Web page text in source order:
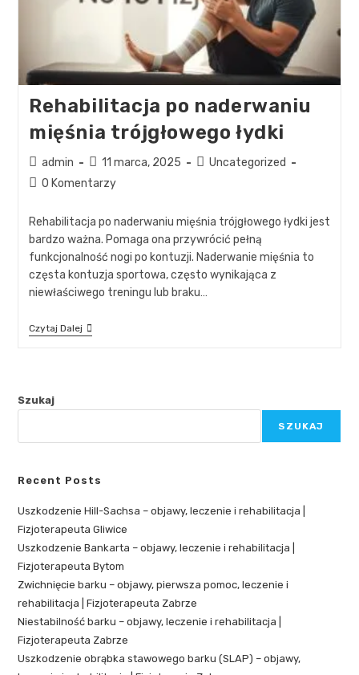
Rehabilitacja po naderwaniu
mięśnia trójgłowego łydki
admin 11 marca, 2025
Uncategorized
0 Komentarzy
Rehabilitacja po naderwaniu mięśnia trójgłowego łydki jest
bardzo ważna. Pomaga ona przywrócić pełną
funkcjonalność nogi po kontuzji. Naderwanie mięśnia to
częsta kontuzja sportowa, często wynikająca z
niewłaściwego treningu lub braku…
Czytaj Dalej
Szukaj
SZUKAJ
Recent Posts
Uszkodzenie Hill-Sachsa – objawy, leczenie i rehabilitacja |
Fizjoterapeuta Gliwice
Uszkodzenie Bankarta – objawy, leczenie i rehabilitacja |
Fizjoterapeuta Bytom
Zwichnięcie barku – objawy, pierwsza pomoc, leczenie i
rehabilitacja | Fizjoterapeuta Zabrze
Niestabilność barku – objawy, leczenie i rehabilitacja |
Fizjoterapeuta Zabrze
Uszkodzenie obrąbka stawowego barku (SLAP) – objawy,